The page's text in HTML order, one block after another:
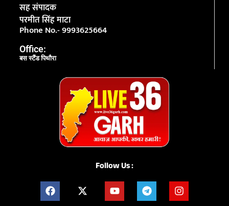
सह संपादक
परमीत सिंह माटा
Phone No.- 9993625664
Office:
बस स्टैंड पिथौरा
Follow Us :